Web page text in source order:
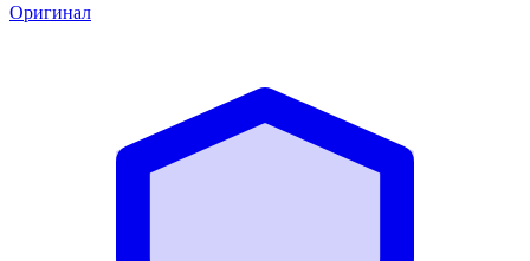
Оригинал